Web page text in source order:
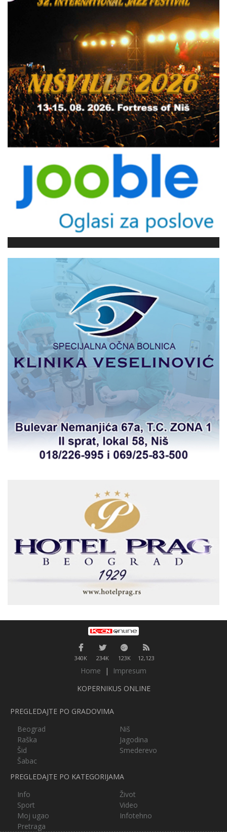
340K 234K 123K 12,123
Home |
Impresum
KOPERNIKUS ONLINE
PREGLEDAJTE PO GRADOVIMA
Beograd
Niš
Raška
Jagodina
Šid
Smederevo
Šabac
PREGLEDAJTE PO KATEGORIJAMA
Info
Život
Sport
Video
Moj ugao
Infotehno
Pretraga